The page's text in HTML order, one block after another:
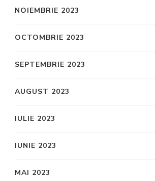
NOIEMBRIE 2023
OCTOMBRIE 2023
SEPTEMBRIE 2023
AUGUST 2023
IULIE 2023
IUNIE 2023
MAI 2023